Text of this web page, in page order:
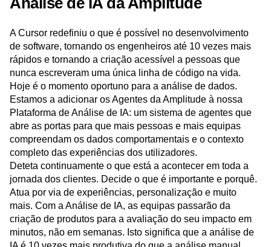
Atualização da Plataforma de
Análise de IA da Amplitude
A Cursor redefiniu o que é possível no desenvolvimento
de software, tornando os engenheiros até 10 vezes mais
rápidos e tornando a criação acessível a pessoas que
nunca escreveram uma única linha de código na vida.
Hoje é o momento oportuno para a análise de dados.
Estamos a adicionar os Agentes da Amplitude à nossa
Plataforma de Análise de IA: um sistema de agentes que
abre as portas para que mais pessoas e mais equipas
compreendam os dados comportamentais e o contexto
completo das experiências dos utilizadores.
Deteta continuamente o que está a acontecer em toda a
jornada dos clientes. Decide o que é importante e porquê.
Atua por via de experiências, personalização e muito
mais. Com a Análise de IA, as equipas passarão da